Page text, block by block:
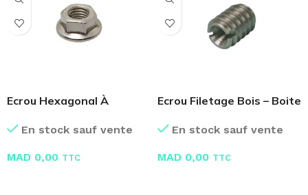
Ecrou Hexagonal À
En stock sauf vente
MAD 0,00 TTC
Ecrou Filetage Bois – Boite
En stock sauf vente
MAD 0,00 TTC